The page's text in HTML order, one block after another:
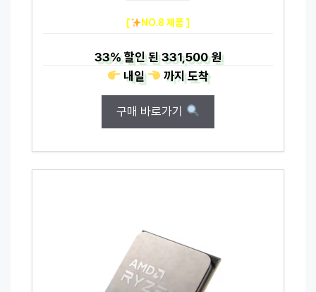
[ NO.8 제품 ]
33%할인 된331,500 원
내일
까지도착
구매 바로가기